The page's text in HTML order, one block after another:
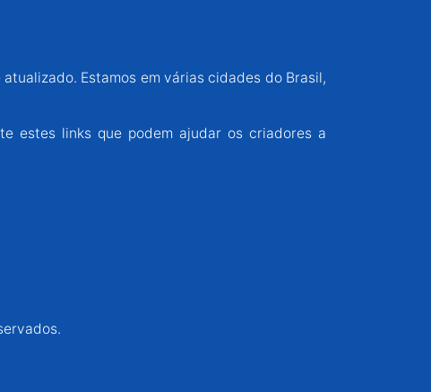
Estamos em várias cidades do Brasil,
estes links que podem ajudar os criadores a